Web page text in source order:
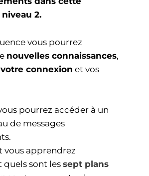
2.
vous pourrez
nouvelles connaissances,
connexion et vos
pourrez accéder à un
de messages
vous apprendrez
quels sont les sept plans